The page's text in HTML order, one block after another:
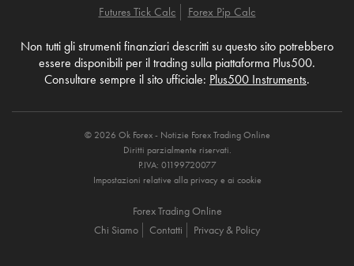
Futures Tick Calc
Forex Pip Calc
Non tutti gli strumenti finanziari descritti su questo sito potrebbero
essere disponibili per il trading sulla piattaforma Plus500.
Consultare sempre il sito ufficiale: Plus500 Instruments.
© 2026 Ok Forex - Notizie Forex Trading Online
Diritti parzialmente riservati.
P.IVA: 01199720077
Impostazioni relative alla privacy e ai cookie
Forex Trading Online
Chi Siamo
Contatti Privacy & Policy